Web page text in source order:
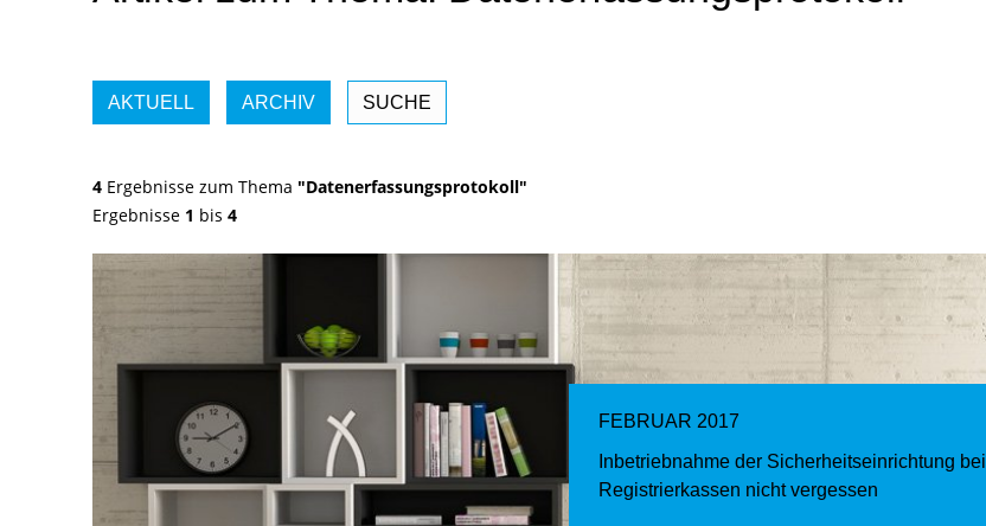
AKTUELL ARCHIV SUCHE
4 Ergebnisse zum Thema "Datenerfassungsprotokoll"
Ergebnisse 1 bis 4
FEBRUAR 2017
Inbetriebnahme der Sicherheitseinrichtung bei
Registrierkassen nicht vergessen